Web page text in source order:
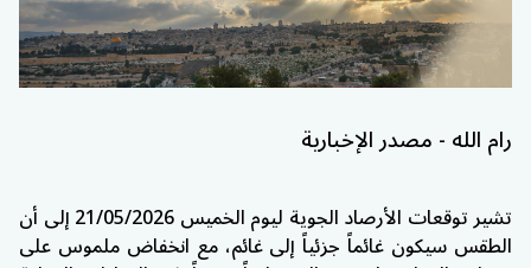
رام الله - مصدر الإخبارية
تشير توقعات الأرصاد الجوية ليوم الخميس 21/05/2026 إلى أن
الطقس سيكون غائماً جزئياً إلى غائم، مع انخفاض ملموس على